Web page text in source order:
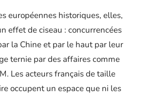
européennes historiques, elles,
effet de ciseau : concurrencées
la Chine et par le haut par leur
ternie par des affaires comme
Les acteurs français de taille
occupent un espace que ni les